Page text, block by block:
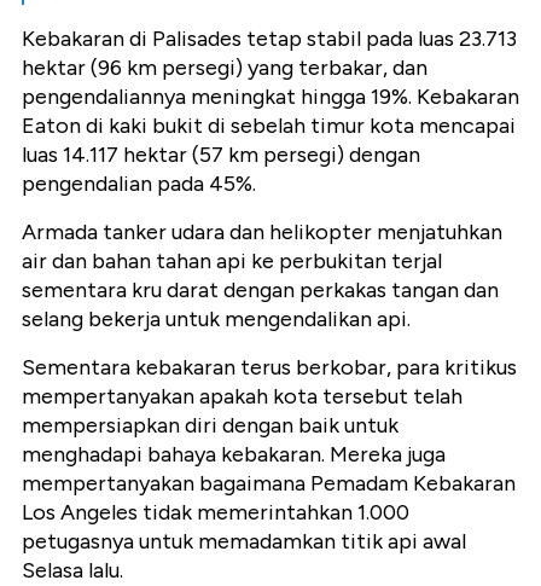
Kebakaran di Palisades tetap stabil pada luas 23.713
hektar (96 km persegi) yang terbakar, dan
pengendaliannya meningkat hingga 19%. Kebakaran
Eaton di kaki bukit di sebelah timur kota mencapai
luas 14.117 hektar (57 km persegi) dengan
pengendalian pada 45%.
Armada tanker udara dan helikopter menjatuhkan
air dan bahan tahan api ke perbukitan terjal
sementara kru darat dengan perkakas tangan dan
selang bekerja untuk mengendalikan api.
Sementara kebakaran terus berkobar, para kritikus
mempertanyakan apakah kota tersebut telah
mempersiapkan diri dengan baik untuk
menghadapi bahaya kebakaran. Mereka juga
mempertanyakan bagaimana Pemadam Kebakaran
Los Angeles tidak memerintahkan 1.000
petugasnya untuk memadamkan titik api awal
Selasa lalu.